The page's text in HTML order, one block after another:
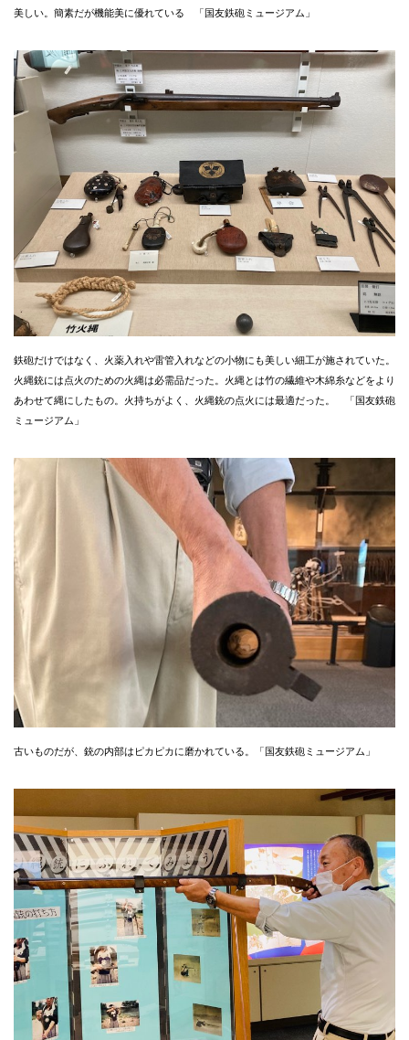
美しい。簡素だが機能美に優れている 「国友鉄砲ミュージアム」
鉄砲だけではなく、火薬入れや雷管入れなどの小物にも美しい細工が施されていた。
火縄銃には点火のための火縄は必需品だった。火縄とは竹の繊維や木綿糸などをより
あわせて縄にしたもの。火持ちがよく、火縄銃の点火には最適だった。 「国友鉄砲
ミュージアム」
古いものだが、銃の内部はピカピカに磨かれている。「国友鉄砲ミュージアム」